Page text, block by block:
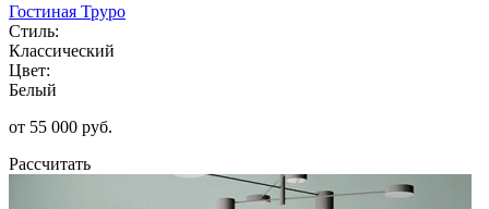
Гостиная Труро
Стиль:
Классический
Цвет:
Белый
от 55 000 руб.
Рассчитать